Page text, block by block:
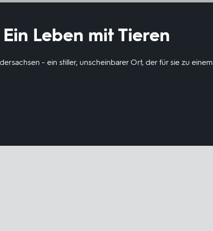
Leben mit Tieren
- ein stiller, unscheinbarer Ort, der für sie zu einem